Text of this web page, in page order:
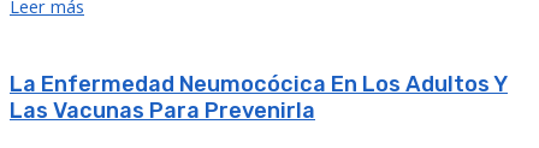
Leer más
La Enfermedad Neumocócica En Los Adultos Y
Las Vacunas Para Prevenirla